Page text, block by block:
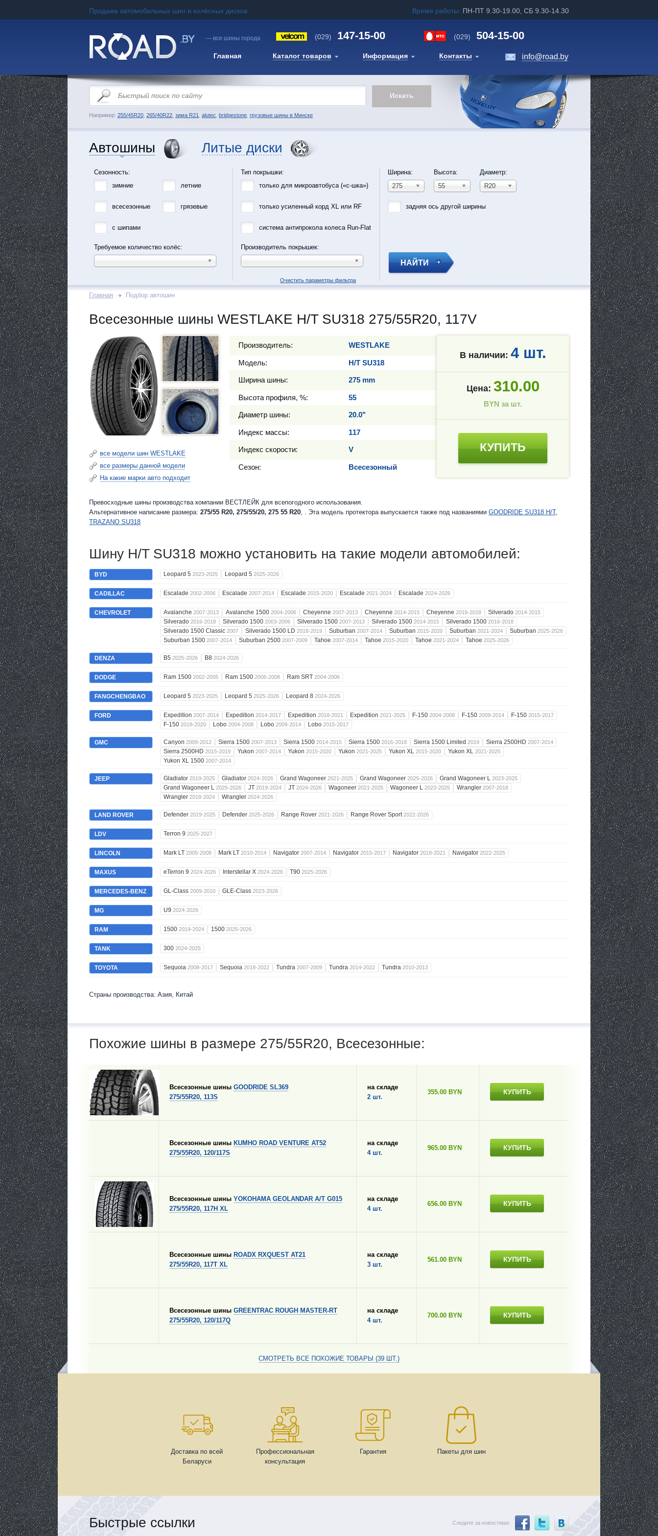
Продажа автомобильных шин и колёсных дисков Время работы: ПН-ПТ 9.30-19.00, СБ 9.30-14.30
— все шины города (029) 147-15-00 (029) 504-15-00
Главная Каталог товаров Информация Контакты info@road.by
Например: 255/45R20 265/40R22 зима R21 alutec bridgestone грузовые шины в Минске
Автошины Литые диски
Сезонность:
зимние
летние
всесезонные грязевые
с шипами
Требуемое количество колёс:
Тип покрышки:
только для микроавтобуса («с-шка»)
только усиленный корд XL или RF
система антипрокола колеса Run-Flat
Производитель покрышек:
Ширина:
275
Высота:
55
Диаметр:
R20
задняя ось другой ширины
НАЙТИ
Очистить параметры фильтра
Главная Подбор автошин
Всесезонные шины WESTLAKE H/T SU318 275/55R20, 117V
все модели шин WESTLAKE
все размеры данной модели
На какие марки авто подходит
Производитель: WESTLAKE
Модель: H/T SU318
Ширина шины: 275 mm
Высота профиля, %: 55
Диаметр шины: 20.0"
Индекс массы: 117
Индекс скорости: V
Сезон: Всесезонный
В наличии: 4 шт.
Цена: 310.00
BYN за шт.
КУПИТЬ
Превосходные шины производства компании ВЕСТЛЕЙК для всепогодного использования.
Альтернативное написание размера: 275/55 R20, 275/55/20, 275 55 R20, . Эта модель протектора выпускается также под названиями GOODRIDE SU318 H/T,
TRAZANO SU318
Шину H/T SU318 можно установить на такие модели автомобилей:
BYD Leopard 5 2023-2025 Leopard 5 2025-2026
CADILLAC Escalade 2002-2006 Escalade 2007-2014 Escalade 2015-2020 Escalade 2021-2024 Escalade 2024-2026
CHEVROLET Avalanche 2007-2013 Avalanche 1500 2004-2006 Cheyenne 2007-2013 Cheyenne 2014-2015 Cheyenne 2016-2018 Silverado 2014-2015
Silverado 2016-2018 Silverado 1500 2003-2006 Silverado 1500 2007-2013 Silverado 1500 2014-2015 Silverado 1500 2016-2018
Silverado 1500 Classic 2007 Silverado 1500 LD 2018-2019 Suburban 2007-2014 Suburban 2015-2020 Suburban 2021-2024 Suburban 2025-2026
Suburban 1500 2007-2014 Suburban 2500 2007-2009 Tahoe 2007-2014 Tahoe 2015-2020 Tahoe 2021-2024 Tahoe 2025-2026
DENZA B5 2025-2026 B8 2024-2026
DODGE Ram 1500 2002-2005 Ram 1500 2006-2008 Ram SRT 2004-2006
FANGCHENGBAO Leopard 5 2023-2025 Leopard 5 2025-2026 Leopard 8 2024-2026
FORD Expedition 2007-2014 Expedition 2014-2017 Expedition 2018-2021 Expedition 2021-2025 F-150 2004-2008 F-150 2009-2014 F-150 2015-2017
F-150 2018-2020 Lobo 2004-2008 Lobo 2009-2014 Lobo 2015-2017
GMC Canyon 2009-2012 Sierra 1500 2007-2013 Sierra 1500 2014-2015 Sierra 1500 2016-2018 Sierra 1500 Limited 2019 Sierra 2500HD 2007-2014
Sierra 2500HD 2015-2019 Yukon 2007-2014 Yukon 2015-2020 Yukon 2021-2025 Yukon XL 2015-2020 Yukon XL 2021-2025
Yukon XL 1500 2007-2014
JEEP Gladiator 2019-2025 Gladiator 2024-2026 Grand Wagoneer 2021-2025 Grand Wagoneer 2025-2026 Grand Wagoneer L 2023-2025
Grand Wagoneer L 2025-2026 JT 2019-2024 JT 2024-2026 Wagoneer 2021-2025 Wagoneer L 2023-2025 Wrangler 2007-2018
Wrangler 2018-2024 Wrangler 2024-2026
LAND ROVER Defender 2019-2025 Defender 2025-2026 Range Rover 2021-2026 Range Rover Sport2022-2026
LDV Terron 9 2025-2027
LINCOLN Mark LT 2005-2008 Mark LT 2010-2014 Navigator 2007-2014 Navigator 2015-2017 Navigator 2018-2021 Navigator 2022-2025
MAXUS eTerron 9 2024-2026 Interstellar X 2024-2026 T90 2025-2026
MERCEDES-BENZ GL-Class 2009-2010 GLE-Class 2023-2026
MG U9 2024-2026
RAM 1500 2019-2024 1500 2025-2026
TANK 300 2024-2025
TOYOTA Sequoia 2008-2017 Sequoia 2018-2022 Tundra 2007-2009 Tundra 2014-2022 Tundra 2010-2013
Страны производства: Азия, Китай
Похожие шины в размере 275/55R20, Всесезонные:
Всесезонные шины GOODRIDE SL369
275/55R20, 113S
на складе
2 шт.
355.00 BYN КУПИТЬ
Всесезонные шины KUMHO ROAD VENTURE AT52
275/55R20, 120/117S
на складе
4 шт.
965.00 BYN КУПИТЬ
Всесезонные шины YOKOHAMA GEOLANDAR A/T G015
275/55R20, 117H XL
на складе
4 шт.
656.00 BYN КУПИТЬ
Всесезонные шины ROADX RXQUEST AT21
275/55R20, 117T XL
на складе
3 шт.
561.00 BYN КУПИТЬ
Всесезонные шины GREENTRAC ROUGH MASTER-RT
275/55R20, 120/117Q
на складе
4 шт.
700.00 BYN КУПИТЬ
СМОТРЕТЬ ВСЕ ПОХОЖИЕ ТОВАРЫ (39 ШТ.)
Доставка по всей
Беларуси
Профессиональная
консультация
Гарантия Пакеты для шин
Быстрые ссылки Следите за новостями: